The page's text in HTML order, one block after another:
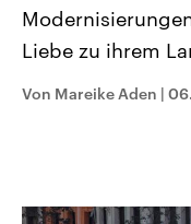
Sendungen
Liebe zu ihrem
Von Mareike Aden |